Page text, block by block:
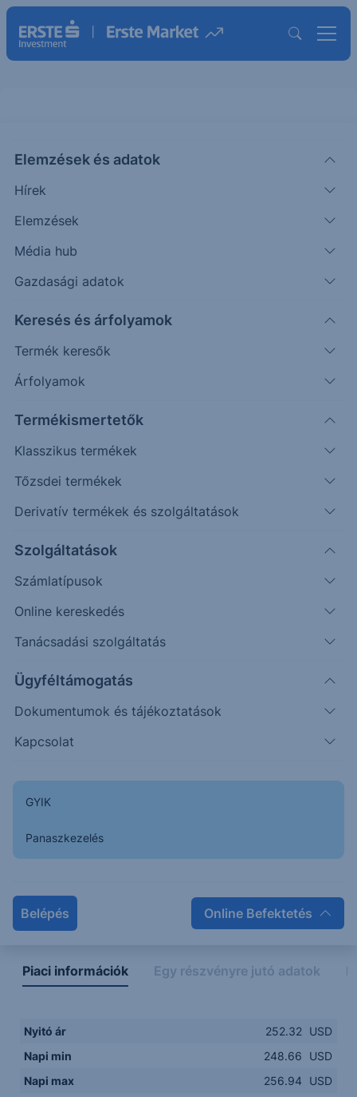
Elemzések és adatok
Hírek
Elemzések
Média hub
Gazdasági adatok
Keresés és árfolyamok
Termék keresők
Árfolyamok
Termékismertetők
Klasszikus termékek
Tőzsdei termékek
Derivatív termékek és szolgáltatások
Szolgáltatások
Számlatípusok
Online kereskedés
Tanácsadási szolgáltatás
Ügyféltámogatás
Dokumentumok és tájékoztatások
Kapcsolat
GYIK
Panaszkezelés
Belépés Online Befektetés
PKG(USA)
PACKAGING CORP OF AMERICA
(PKG)
256.03
Időpont: 26.08.07. 22:00
További információk kérése
Erste Market Pro belépés
248.00
250.00
252.00
256.00
Napon belüli Historikus
Legfontosabb adatok
Piaci információk Egy részvényre jutó adatok
Nyitó ár 252.32 USD
Napi min
248.66
USD
Napi max
256.94
USD